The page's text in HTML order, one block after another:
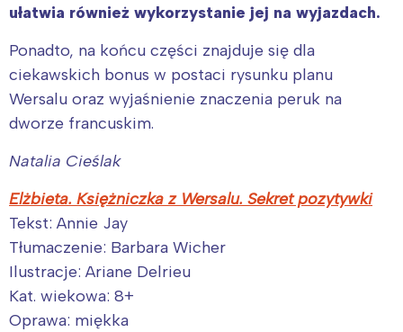
ułatwia również wykorzystanie jej na wyjazdach.
Ponadto, na końcu części znajduje się dla
ciekawskich bonus w postaci rysunku planu
Wersalu oraz wyjaśnienie znaczenia peruk na
dworze francuskim.
Natalia Cieślak
Elżbieta. Księżniczka z Wersalu. Sekret pozytywki
Tekst: Annie Jay
Tłumaczenie: Barbara Wicher
Ilustracje: Ariane Delrieu
Kat. wiekowa: 8+
Oprawa: miękka